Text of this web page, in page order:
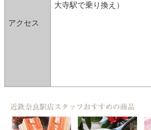
アクセス
大寺駅で乗り換え）